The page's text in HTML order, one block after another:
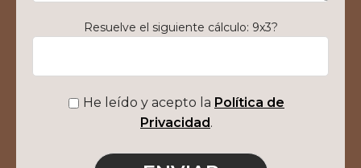
Resuelve el siguiente cálculo: 9x3?
He leído y acepto la Política de
Privacidad.